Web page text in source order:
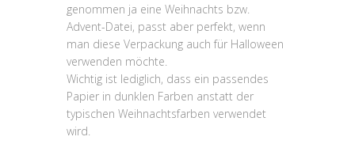
genommen ja eine Weihnachts bzw.
Advent-Datei, passt aber perfekt, wenn
man diese Verpackung auch für Halloween
verwenden möchte.
Wichtig ist lediglich, dass ein passendes
Papier in dunklen Farben anstatt der
typischen Weihnachtsfarben verwendet
wird.